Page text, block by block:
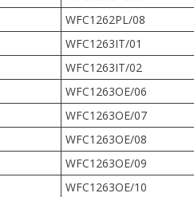
WFC1262PL/08
WFC1263IT/01
WFC1263IT/02
WFC1263OE/06
WFC1263OE/07
WFC1263OE/08
WFC1263OE/09
WFC1263OE/10